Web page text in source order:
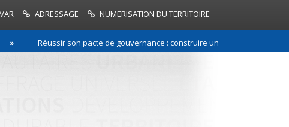
ADRESSAGE NUMERISATION DU TERRITOIRE
Réussir son pacte de gouvernance : construire une relation de